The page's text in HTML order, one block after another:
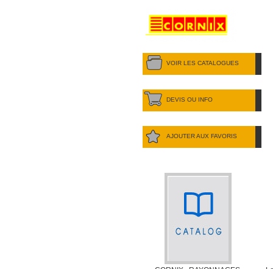
VOIR LES CATALOGUES
DEVIS OU INFO
AJOUTER AUX FAVORIS